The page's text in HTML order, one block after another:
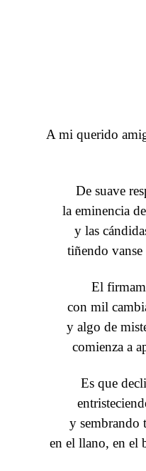
A mi querido
De suave
la eminencia
y las
tiñendo
El
con mil
y algo de
comienza a
Es que
y sembrando
en el llano, en el